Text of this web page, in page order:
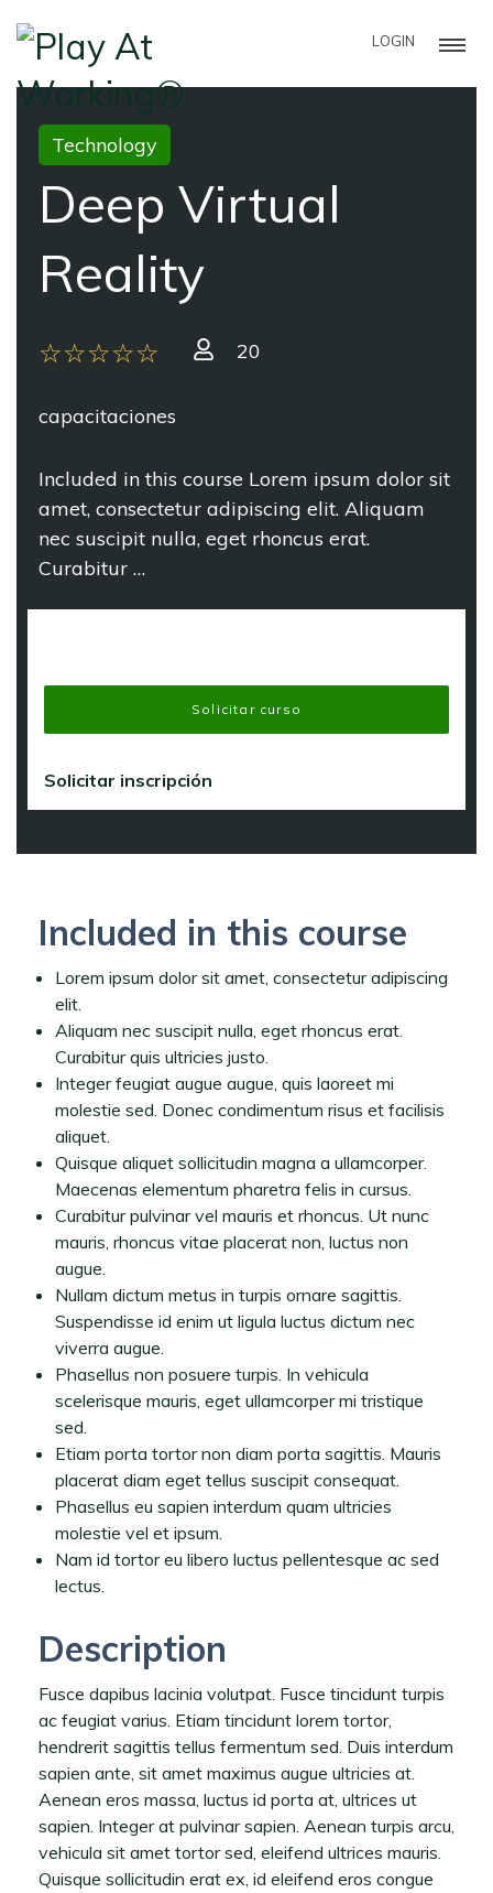
LOGIN
Technology
Deep Virtual
Reality
20
capacitaciones
Included in this course Lorem ipsum dolor sit
amet, consectetur adipiscing elit. Aliquam
nec suscipit nulla, eget rhoncus erat.
Curabitur …
Solicitar curso
Solicitar inscripción
Included in this course
Lorem ipsum dolor sit amet, consectetur adipiscing
elit.
Aliquam nec suscipit nulla, eget rhoncus erat.
Curabitur quis ultricies justo.
Integer feugiat augue augue, quis laoreet mi
molestie sed. Donec condimentum risus et facilisis
aliquet.
Quisque aliquet sollicitudin magna a ullamcorper.
Maecenas elementum pharetra felis in cursus.
Curabitur pulvinar vel mauris et rhoncus. Ut nunc
mauris, rhoncus vitae placerat non, luctus non
augue.
Nullam dictum metus in turpis ornare sagittis.
Suspendisse id enim ut ligula luctus dictum nec
viverra augue.
Phasellus non posuere turpis. In vehicula
scelerisque mauris, eget ullamcorper mi tristique
sed.
Etiam porta tortor non diam porta sagittis. Mauris
placerat diam eget tellus suscipit consequat.
Phasellus eu sapien interdum quam ultricies
molestie vel et ipsum.
Nam id tortor eu libero luctus pellentesque ac sed
lectus.
Description
Fusce dapibus lacinia volutpat. Fusce tincidunt turpis
ac feugiat varius. Etiam tincidunt lorem tortor,
hendrerit sagittis tellus fermentum sed. Duis interdum
sapien ante, sit amet maximus augue ultricies at.
Aenean eros massa, luctus id porta at, ultrices ut
sapien. Integer at pulvinar sapien. Aenean turpis arcu,
vehicula sit amet tortor sed, eleifend ultrices mauris.
Quisque sollicitudin erat ex, id eleifend eros congue